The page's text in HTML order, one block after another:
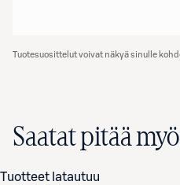
Tuotesuosittelut voivat näkyä sinulle
Saatat pitää
Tuotteet latautuu